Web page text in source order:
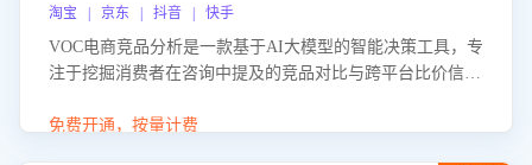
淘宝 | 京东 | 抖音 | 快手
VOC电商竞品分析是一款基于AI大模型的智能决策工具，专
注于挖掘消费者在咨询中提及的竞品对比与跨平台比价信
商品信息，进行多维度交叉对比，并分析消费者的比价行
免费开通，按量计费